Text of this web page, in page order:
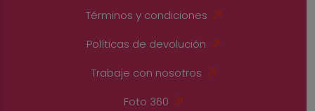
Términos y condiciones
Políticas de devolución
Trabaje con nosotros
Foto 360